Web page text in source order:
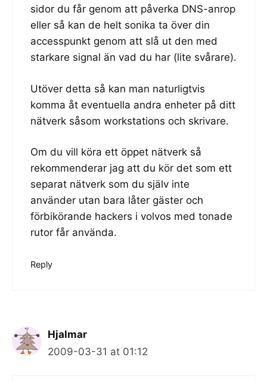
sidor du får genom att påverka DNS-anrop
eller så kan de helt sonika ta över din
accesspunkt genom att slå ut den med
starkare signal än vad du har (lite svårare).
Utöver detta så kan man naturligtvis
komma åt eventuella andra enheter på ditt
nätverk såsom workstations och skrivare.
Om du vill köra ett öppet nätverk så
rekommenderar jag att du kör det som ett
separat nätverk som du själv inte
använder utan bara låter gäster och
förbikörande hackers i volvos med tonade
rutor får använda.
Reply
Hjalmar
2009-03-31 at 01:12